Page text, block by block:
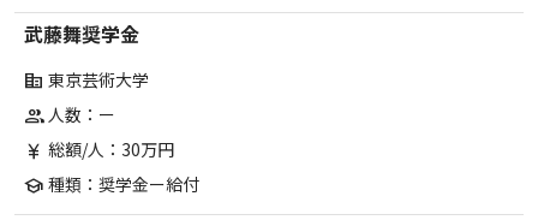
武藤舞奨学金
corporate_fare 東京芸術大学
group人数：ー
currency_yen 総額/人：30万円
school 種類：奨学金ー給付